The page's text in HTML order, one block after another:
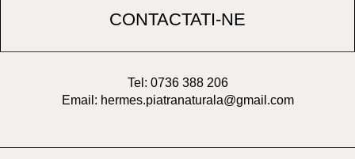
CONTACTATI-NE
Tel: 0736 388 206
Email: hermes.piatranaturala@gmail.com